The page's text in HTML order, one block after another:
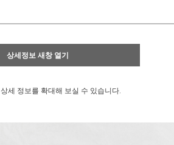
상세정보 새창 열기
상세 정보를 확대해 보실 수 있습니다.